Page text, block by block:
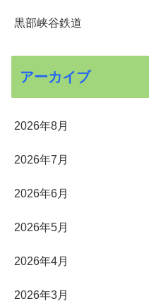
黒部峡谷鉄道
アーカイブ
2026年8月
2026年7月
2026年6月
2026年5月
2026年4月
2026年3月